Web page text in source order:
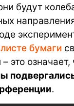
будут
бумаги
это означает,
.